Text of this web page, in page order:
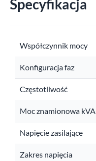
Specyfikacja
Współczynnik mocy
Konfiguracja faz
Częstotliwość
Moc znamionowa kVA
Napięcie zasilające
Zakres napięcia